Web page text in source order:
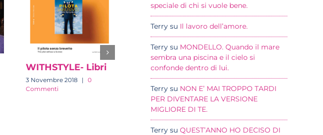
WITHSTYLE- Libri
3 Novembre 2018 | 0
Commenti
WITHSTYLE- Storie
di Sport
3 Novembre 2018
0
Commenti
speciale di chi si vuole bene.
Terry su Il lavoro dell’amore.
Terry su MONDELLO. Quando il mare
sembra una piscina e il cielo si
confonde dentro di lui.
Terry su NON E’ MAI TROPPO TARDI
PER DIVENTARE LA VERSIONE
MIGLIORE DI TE.
Terry su QUEST’ANNO HO DECISO DI